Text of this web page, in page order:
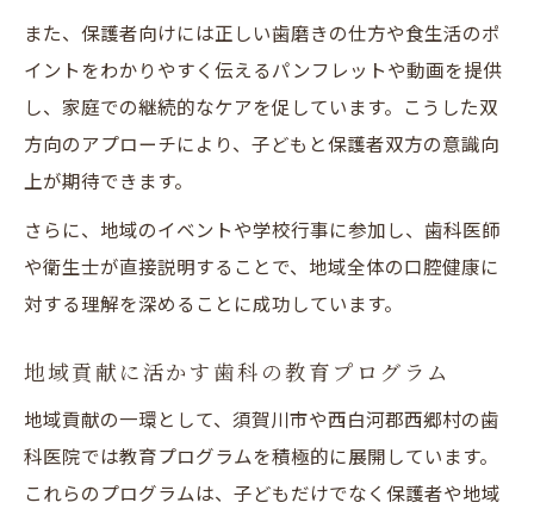
また、保護者向けには正しい歯磨きの仕方や食生活のポ
イントをわかりやすく伝えるパンフレットや動画を提供
し、家庭での継続的なケアを促しています。こうした双
方向のアプローチにより、子どもと保護者双方の意識向
上が期待できます。
さらに、地域のイベントや学校行事に参加し、歯科医師
や衛生士が直接説明することで、地域全体の口腔健康に
対する理解を深めることに成功しています。
地域貢献に活かす歯科の教育プログラム
地域貢献の一環として、須賀川市や西白河郡西郷村の歯
科医院では教育プログラムを積極的に展開しています。
これらのプログラムは、子どもだけでなく保護者や地域